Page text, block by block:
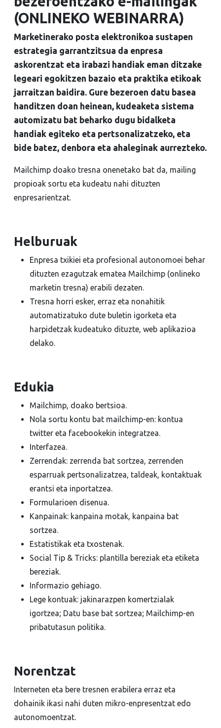
(ONLINEKO WEBINARRA)
Marketinerako posta elektronikoa sustapen
estrategia garrantzitsua da enpresa
askorentzat eta irabazi handiak eman ditzake
legeari egokitzen bazaio eta praktika etikoak
jarraitzan baidira. Gure bezeroen datu basea
handitzen doan heinean, kudeaketa sistema
automizatu bat beharko dugu bidalketa
handiak egiteko eta pertsonalizatzeko, eta
bide batez, denbora eta ahaleginak aurrezteko.
Mailchimp doako tresna onenetako bat da, mailing
propioak sortu eta kudeatu nahi dituzten
enpresarientzat.
Helburuak
Enpresa txikiei eta profesional autonomoei behar
dituzten ezagutzak ematea Mailchimp (onlineko
marketin tresna) erabili dezaten.
Tresna horri esker, erraz eta nonahitik
automatizatuko dute buletin igorketa eta
harpidetzak kudeatuko dituzte, web aplikazioa
delako.
Edukia
Mailchimp, doako bertsioa.
Nola sortu kontu bat mailchimp-en: kontua
twitter eta facebookekin integratzea.
Interfazea.
Zerrendak: zerrenda bat sortzea, zerrenden
esparruak pertsonalizatzea, taldeak, kontaktuak
erantsi eta inportatzea.
Formularioen disenua.
Kanpainak: kanpaina motak, kanpaina bat
sortzea.
Estatistikak eta txostenak.
Social Tip & Tricks: plantilla bereziak eta etiketa
bereziak.
Informazio gehiago.
Lege kontuak: jakinarazpen komertzialak
igortzea; Datu base bat sortzea; Mailchimp-en
pribatutasun politika.
Norentzat
Interneten eta bere tresnen erabilera erraz eta
dohainik ikasi nahi duten mikro-enpresentzat edo
autonomoentzat.